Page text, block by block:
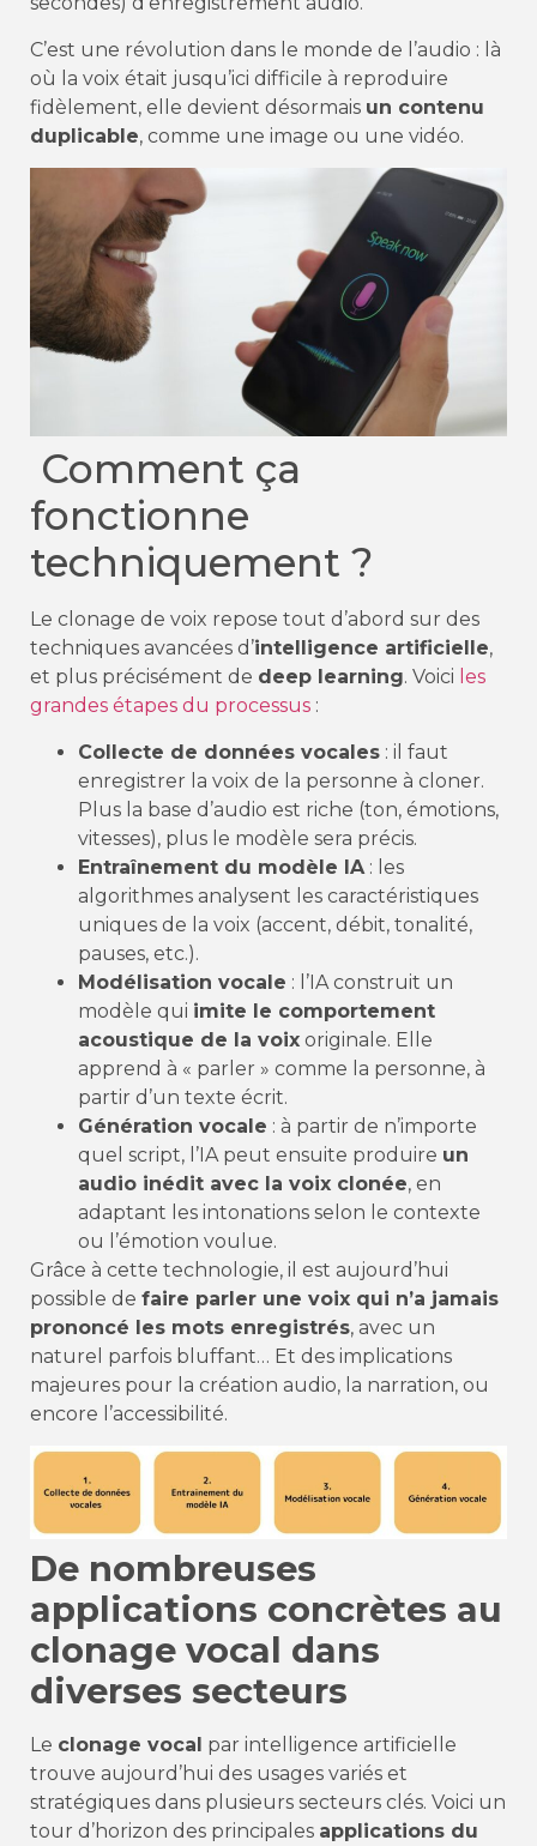
C’est une révolution dans le monde de l’audio : là
où la voix était jusqu’ici difficile à reproduire
fidèlement, elle devient désormais un contenu
duplicable, comme une image ou une vidéo.
Comment ça
fonctionne
techniquement ?
Le clonage de voix repose tout d’abord sur des
techniques avancées d’intelligence artificielle,
et plus précisément de deep learning. Voici les
grandes étapes du processus :
Collecte de données vocales : il faut
enregistrer la voix de la personne à cloner.
Plus la base d’audio est riche (ton, émotions,
vitesses), plus le modèle sera précis.
Entraînement du modèle IA : les
algorithmes analysent les caractéristiques
uniques de la voix (accent, débit, tonalité,
pauses, etc.).
Modélisation vocale : l’IA construit un
modèle qui imite le comportement
acoustique de la voix originale. Elle
apprend à « parler » comme la personne, à
partir d’un texte écrit.
Génération vocale : à partir de n’importe
quel script, l’IA peut ensuite produire un
audio inédit avec la voix clonée, en
adaptant les intonations selon le contexte
ou l’émotion voulue.
Grâce à cette technologie, il est aujourd’hui
possible de faire parler une voix qui n’a jamais
prononcé les mots enregistrés, avec un
naturel parfois bluffant… Et des implications
majeures pour la création audio, la narration, ou
encore l’accessibilité.
De nombreuses
applications concrètes au
clonage vocal dans
diverses secteurs
Le clonage vocal par intelligence artificielle
trouve aujourd’hui des usages variés et
stratégiques dans plusieurs secteurs clés. Voici un
tour d’horizon des principales applications du